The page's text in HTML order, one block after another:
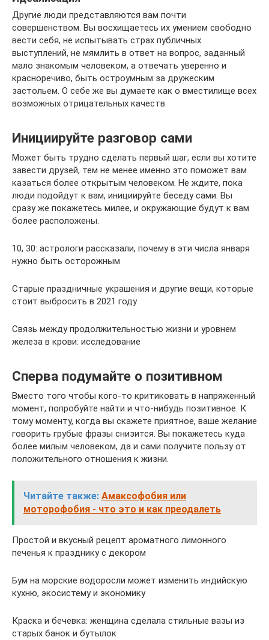
Другие люди представляются вам почти
совершенством. Вы восхищаетесь их умением свободно
вести себя, не испытывать страх публичных
выступлений, не мямлить в ответ на вопрос, заданный
мало знакомым человеком, а отвечать уверенно и
красноречиво, быть остроумным за дружеским
застольем. О себе же вы думаете как о вместилище всех
возможных отрицательных качеств.
Инициируйте разговор сами
Может быть трудно сделать первый шаг, если вы хотите
завести друзей, тем не менее именно это поможет вам
казаться более открытым человеком. Не ждите, пока
люди подойдут к вам, инициируйте беседу сами. Вы
сразу же покажетесь милее, и окружающие будут к вам
более расположены.
10, 30: астрологи рассказали, почему в эти числа января
нужно быть осторожным
Старые праздничные украшения и другие вещи, которые
стоит выбросить в 2021 году
Связь между продолжительностью жизни и уровнем
железа в крови: исследование
Сперва подумайте о позитивном
Вместо того чтобы кого-то критиковать в напряженный
момент, попробуйте найти и что-нибудь позитивное. К
тому моменту, когда вы скажете приятное, ваше желание
говорить грубые фразы снизится. Вы покажетесь куда
более милым человеком, да и сами получите пользу от
положительного отношения к жизни.
Читайте также: Амаксофобия или
моторофобия - что это и как преодалеть
Простой и вкусный рецепт ароматного лимонного
печенья к празднику с декором
Бум на морские водоросли может изменить индийскую
кухню, экосистему и экономику
Краска и бечевка: женщина сделала стильные вазы из
старых банок и бутылок